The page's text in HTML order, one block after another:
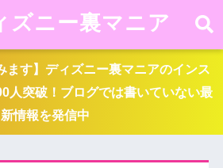
ズニー裏マニア
ます】ディズニー裏マニアのインス
人突破！ブログでは書いていない最
新情報を発信中